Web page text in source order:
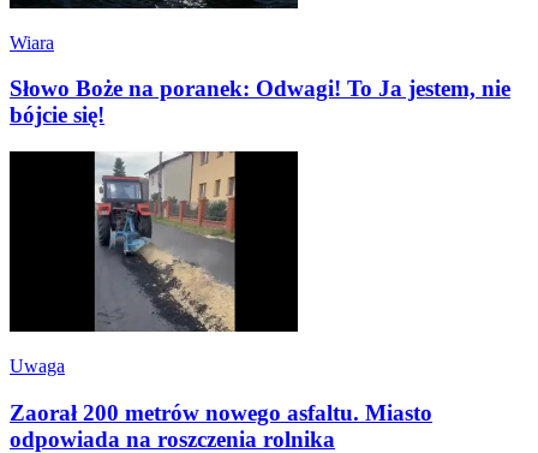
Wiara
Słowo Boże na poranek: Odwagi! To Ja jestem, nie
bójcie się!
Uwaga
Zaorał 200 metrów nowego asfaltu. Miasto
odpowiada na roszczenia rolnika